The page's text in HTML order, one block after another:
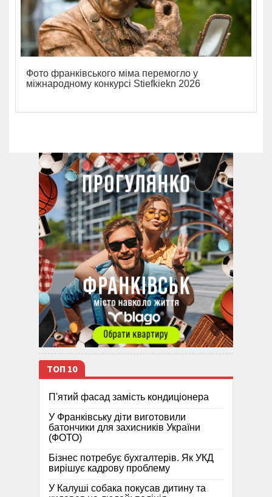
Фото франківського міма перемогло у
міжнародному конкурсі Stiefkiekn 2026
ТОП 10
П'ятий фасад замість кондиціонера
У Франківську діти виготовили
батончики для захисників України
(ФОТО)
Бізнес потребує бухгалтерів. Як УКД
вирішує кадрову проблему
У Калуші собака покусав дитину та